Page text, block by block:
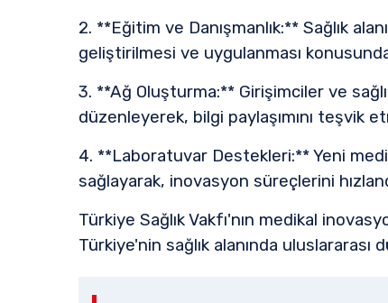
2. **Eğitim ve Danışmanlık:** Sağlık
geliştirilmesi ve uygulanması
3. **Ağ Oluşturma:** Girişimciler ve
düzenleyerek, bilgi paylaşımını teşvik
4. **Laboratuvar Destekleri:** Yeni
sağlayarak, inovasyon süreçlerini
Türkiye Sağlık Vakfı'nın medikal
Türkiye'nin sağlık alanında